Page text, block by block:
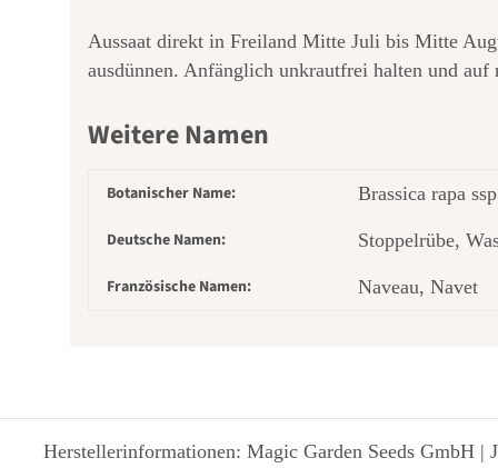
Aussaat direkt in Freiland Mitte Juli bis Mitte
ausdünnen. Anfänglich unkrautfrei halten und auf
Weitere Namen
Botanischer Name: Brassica rapa
Deutsche Namen: Stoppelrübe,
Französische Namen: Naveau, Navet
Herstellerinformationen: Magic Garden Seeds GmbH |